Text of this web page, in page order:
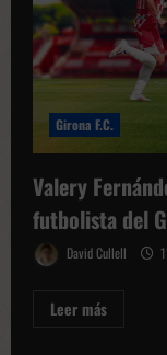
a
la
venta
Girona F.C.
Valery
futbolista del
David Cullell
Leer másLeer
más